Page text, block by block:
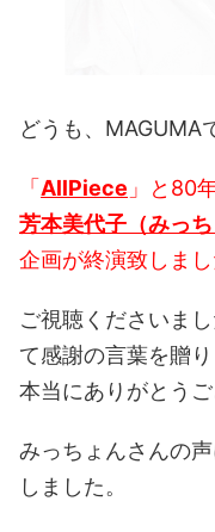
どうも、MAGUMA
「 AllPiece 」と80
芳本美代子（みっ
企画が終演致しまし
ご視聴くださいま
て感謝の言葉を贈り
本当にありがとうご
みっちょんさんの
しました。